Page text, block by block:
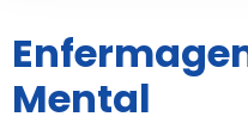
Mental